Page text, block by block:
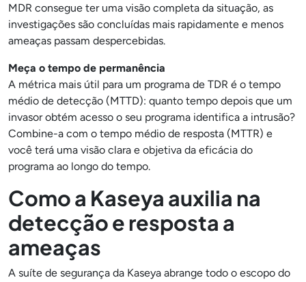
MDR consegue ter uma visão completa da situação, as
investigações são concluídas mais rapidamente e menos
ameaças passam despercebidas.
Meça o tempo de permanência
A métrica mais útil para um programa de TDR é o tempo
médio de detecção (MTTD): quanto tempo depois que um
invasor obtém acesso o seu programa identifica a intrusão?
Combine-a com o tempo médio de resposta (MTTR) e
você terá uma visão clara e objetiva da eficácia do
programa ao longo do tempo.
Como a Kaseya auxilia na
detecção e resposta a
ameaças
A suíte de segurança da Kaseya abrange todo o escopo do